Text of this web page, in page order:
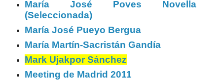
María José Poves Novella
(Seleccionada)
María José Pueyo Bergua
María Martín-Sacristán Gandía
Mark Ujakpor Sánchez
Meeting de Madrid 2011